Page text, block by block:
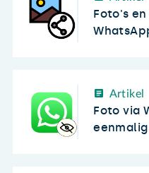
Foto's
Artikel
Foto via